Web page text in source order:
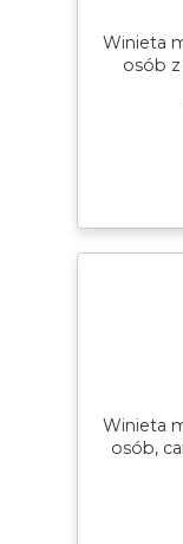
Winieta
osób
Winieta
osób,